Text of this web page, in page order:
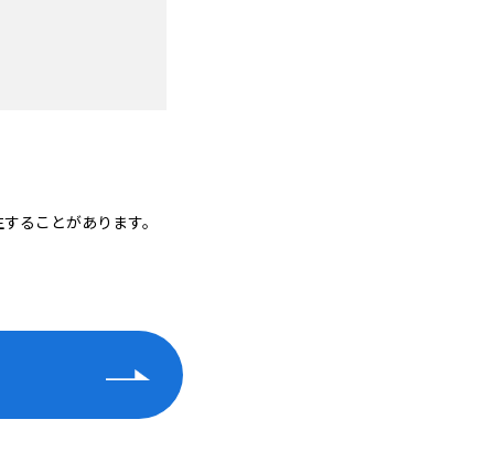
ることがあります。